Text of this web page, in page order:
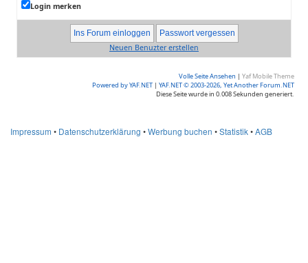
Login merken
Neuen Benuzter erstellen
Volle Seite Ansehen | Yaf Mobile Theme
Powered by YAF.NET | YAF.NET © 2003-2026, Yet Another Forum.NET
Diese Seite wurde in 0.008 Sekunden generiert.
Impressum • Datenschutzerklärung •Werbung buchen •Statistik•AGB